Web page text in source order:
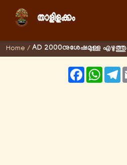
Home / AD 2000നുശേഷമുള്ള
Facebook